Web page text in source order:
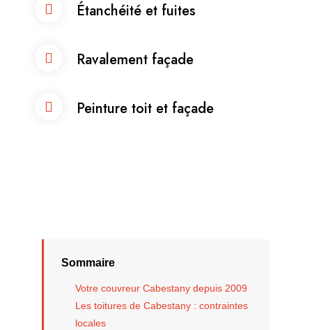
Étanchéité et fuites
Ravalement façade
Peinture toit et façade
Sommaire
Votre couvreur Cabestany depuis 2009
Les toitures de Cabestany : contraintes
locales